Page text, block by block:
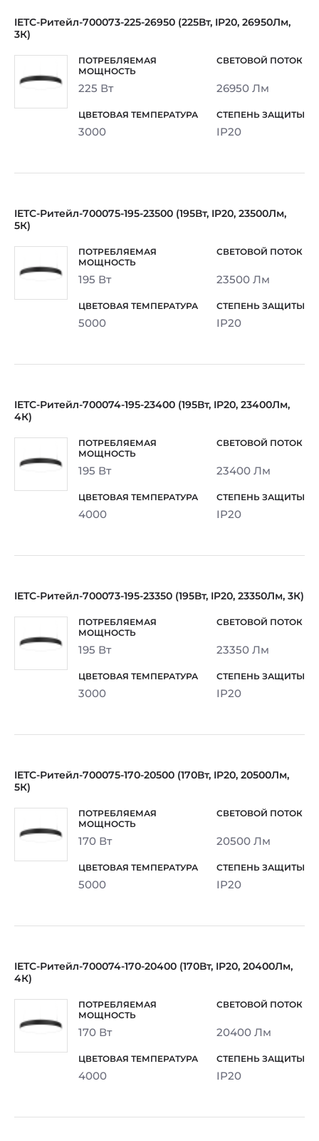
IETC-Ритейл-700073-225-26950 (225Вт, IP20, 26950Лм,
3К)
225 Вт 26950 Лм
3000 IP20
IETC-Ритейл-700075-195-23500 (195Вт, IP20, 23500Лм,
5К)
195 Вт 23500 Лм
5000 IP20
IETC-Ритейл-700074-195-23400 (195Вт, IP20, 23400Лм,
4К)
195 Вт 23400 Лм
4000 IP20
IETC-Ритейл-700073-195-23350 (195Вт, IP20, 23350Лм, 3К)
195 Вт 23350 Лм
3000 IP20
IETC-Ритейл-700075-170-20500 (170Вт, IP20, 20500Лм,
5К)
170 Вт 20500 Лм
5000 IP20
IETC-Ритейл-700074-170-20400 (170Вт, IP20, 20400Лм,
4К)
170 Вт 20400 Лм
4000 IP20